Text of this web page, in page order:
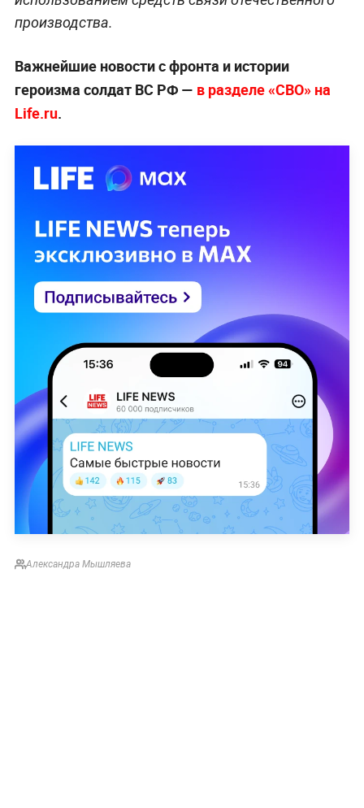
производства.
Важнейшие новости с фронта и истории
героизма солдат ВС РФ — в разделе «СВО» на
Life.ru.
Александра Мышляева